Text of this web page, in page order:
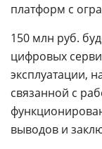
платформ с
150 млн руб.
цифровых
эксплуатации,
связанной с
выводов и